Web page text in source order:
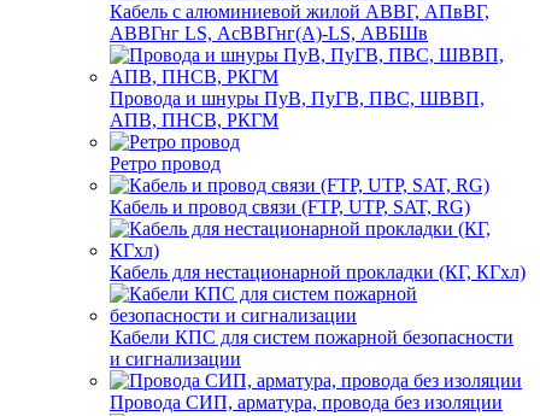
Кабель с алюминиевой жилой АВВГ, АПвВГ,
АВВГнг LS, АсВВГнг(А)-LS, АВБШв
Провода и шнуры ПуВ, ПуГВ, ПВС, ШВВП,
АПВ, ПНСВ, РКГМ
Ретро провод
Кабель и провод связи (FTP, UTP, SAT, RG)
Кабель для нестационарной прокладки (КГ, КГхл)
Кабели КПС для систем пожарной безопасности
и сигнализации
Провода СИП, арматура, провода без изоляции